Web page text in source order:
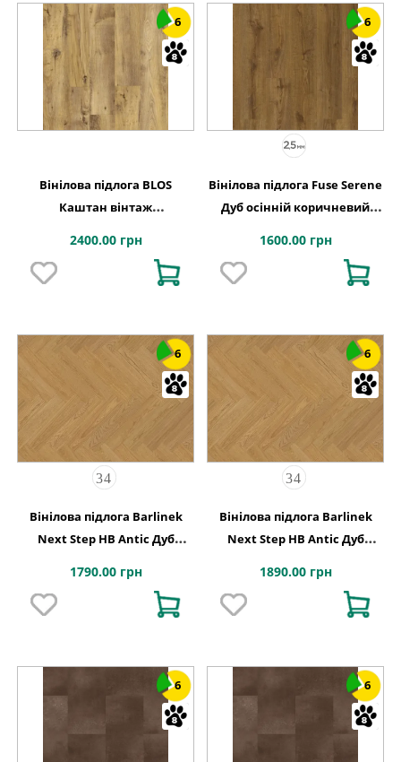
6
Вінілова підлога BLOS
Каштан вінтаж
Quick-Step
2400.00 грн
6
Вінілова підлога Fuse Serene
Дуб осінній коричневий
1600.00 грн
6
Вінілова підлога Barlinek
Next Step HB Antic Дуб
1790.00 грн
6
Вінілова підлога Barlinek
Next Step HB Antic Дуб
1890.00 грн
6 6